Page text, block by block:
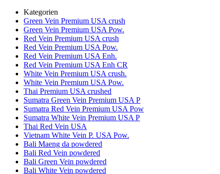
Kategorien
Green Vein Premium USA crush
Green Vein Premium USA Pow.
Red Vein Premium USA crush
Red Vein Premium USA Pow.
Red Vein Premium USA Enh.
Red Vein Premium USA Enh CR
White Vein Premium USA crush.
White Vein Premium USA Pow.
Thai Premium USA crushed
Sumatra Green Vein Premium USA P
Sumatra Red Vein Premium USA Pow
Sumatra White Vein Premium USA P
Thai Red Vein USA
Vietnam White Vein P. USA Pow.
Bali Maeng da powdered
Bali Red Vein powdered
Bali Green Vein powdered
Bali White Vein powdered